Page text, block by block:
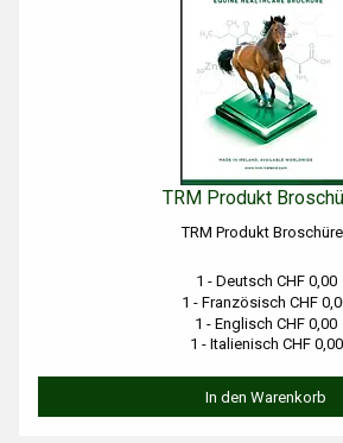
TRM Produkt
TRM Produkt
1 - Deutsch CHF 0,00
1 - Französisch CHF
1 - Englisch CHF 0,00
1 - Italienisch CHF 0,00
In den Warenkorb